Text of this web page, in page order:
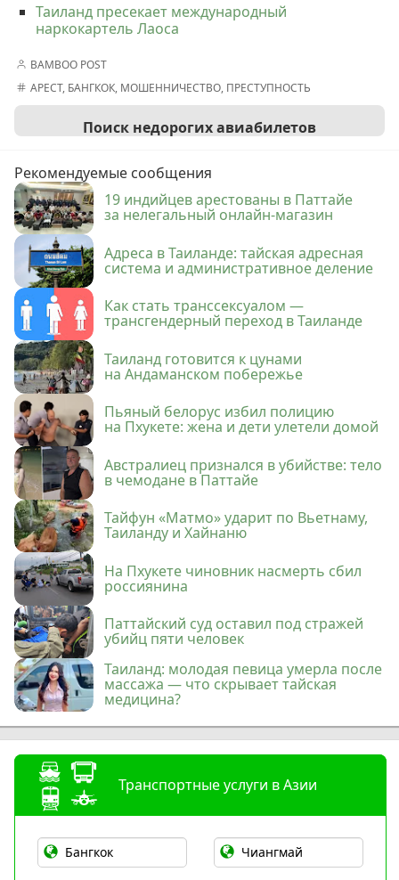
Таиланд пресекает международный
наркокартель Лаоса
BAMBOO POST
АРЕСТ, БАНГКОК, МОШЕННИЧЕСТВО, ПРЕСТУПНОСТЬ
Поиск недорогих авиабилетов
Рекомендуемые сообщения
19 индийцев арестованы в Паттайе
за нелегальный онлайн-магазин
Адреса в Таиланде: тайская адресная
система и административное деление
Как стать транссексуалом —
трансгендерный переход в Таиланде
Таиланд готовится к цунами
на Андаманском побережье
Пьяный белорус избил полицию
на Пхукете: жена и дети улетели домой
Австралиец признался в убийстве: тело
в чемодане в Паттайе
Тайфун «Матмо» ударит по Вьетнаму,
Таиланду и Хайнаню
На Пхукете чиновник насмерть сбил
россиянина
Паттайский суд оставил под стражей
убийц пяти человек
Таиланд: молодая певица умерла после
массажа — что скрывает тайская
медицина?
Транспортные услуги в Азии